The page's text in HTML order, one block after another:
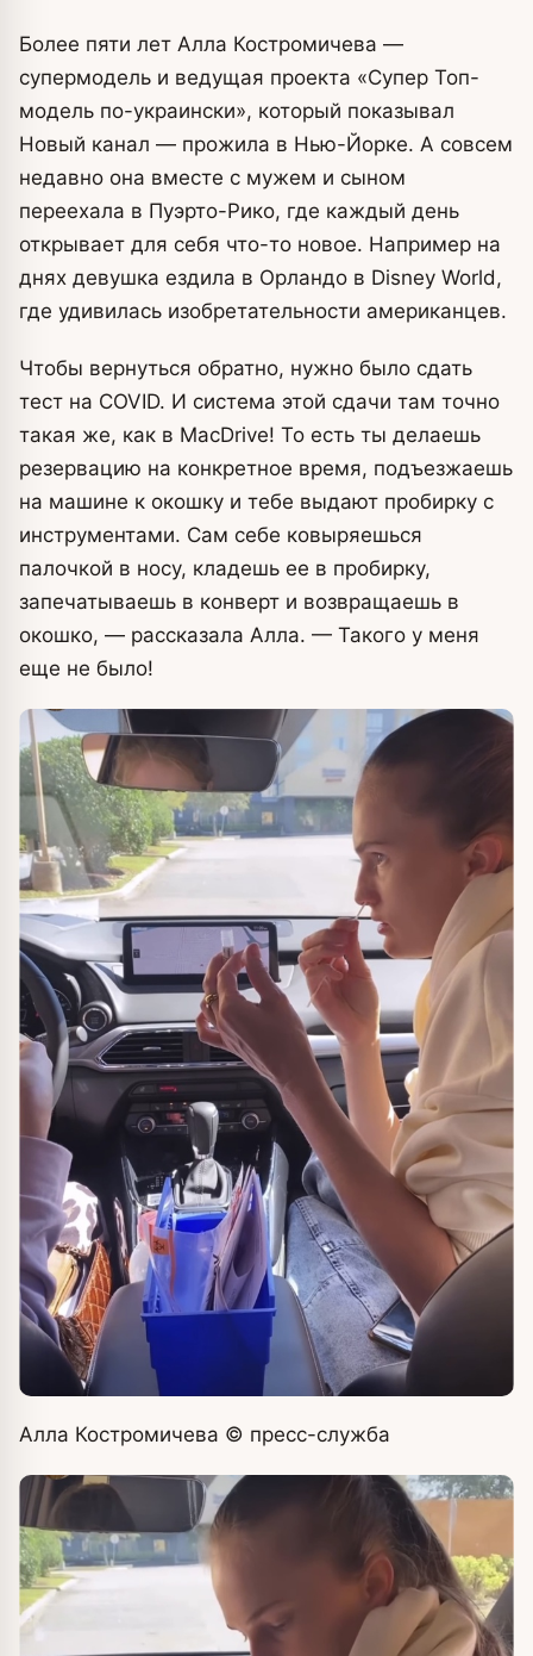
Более пяти лет Алла Костромичева —
супермодель и ведущая проекта «Супер Топ-
модель по-украински», который показывал
Новый канал — прожила в Нью-Йорке. А совсем
недавно она вместе с мужем и сыном
переехала в Пуэрто-Рико, где каждый день
открывает для себя что-то новое. Например на
днях девушка ездила в Орландо в Disney World,
где удивилась изобретательности американцев.
Чтобы вернуться обратно, нужно было сдать
тест на COVID. И система этой сдачи там точно
такая же, как в MacDrive! То есть ты делаешь
резервацию на конкретное время, подъезжаешь
на машине к окошку и тебе выдают пробирку с
инструментами. Сам себе ковыряешься
палочкой в носу, кладешь ее в пробирку,
запечатываешь в конверт и возвращаешь в
окошко, — рассказала Алла. — Такого у меня
еще не было!
Алла Костромичева © пресс-служба